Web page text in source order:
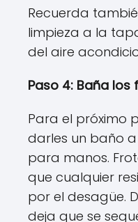
Recuerda
limpieza a la
del aire
Paso 4: Baña los
Para el próximo
darles un baño
para manos.
que cualquier
por el desagüe.
deja que se